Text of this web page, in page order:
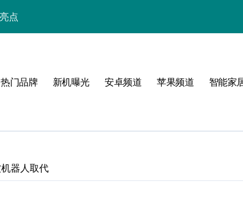
点
热门品牌 新机曝光 安卓频道 苹果频道 智能家
器人取代